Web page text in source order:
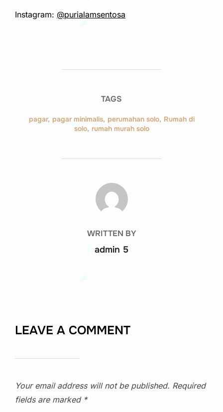
Instagram: @purialamsentosa
TAGS
pagar, pagar minimalis, perumahan solo, Rumah di
solo, rumah murah solo
POST AUTHOR
WRITTEN BY
admin 5
LEAVE A COMMENT
Your email address will not be published. Required
fields are marked *